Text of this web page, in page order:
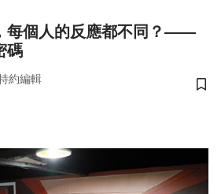
每個人的反應都不同？——
碼
約編輯
儲